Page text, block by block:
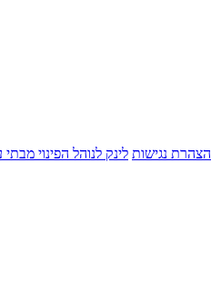
הצהרת נגישות לינק לנוהל הפינוי